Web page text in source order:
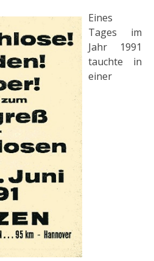
Eines
Tages im
Jahr 1991
tauchte in
einer